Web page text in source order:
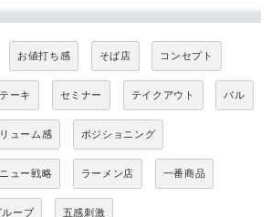
お値打ち感 そば店 コンセプト
ーキ セミナー テイクアウト バル
ューム感 ポジショニング
ュー戦略 ラーメン店 一番商品
ープ 五感刺激